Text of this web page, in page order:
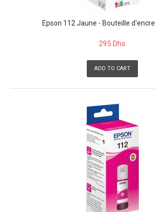
Epson 112 Jaune - Bouteille d'encre
295 Dhs
ADD TO CART